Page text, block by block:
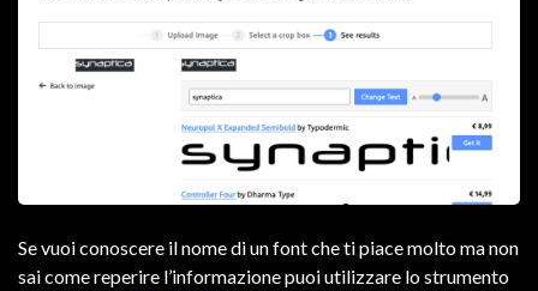
Se vuoi conoscere il nome di un font che ti piace molto ma non
sai come reperire l’informazione puoi utilizzare lo strumento